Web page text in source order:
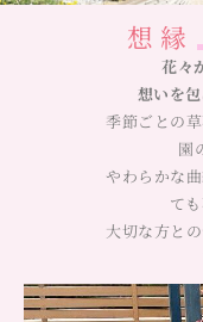
想縁
花々
想いを
季節ごとの
園
やわらかな
て
大切な方と